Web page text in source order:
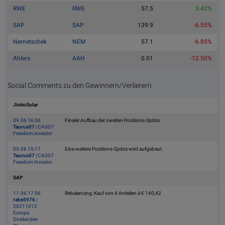
RWE RWE 57.5 3.42%
SAP SAP 139.9 -6.55%
Nemetschek NEM 57.1 -6.85%
Ahlers AAH 0.01 -12.50%
Social Comments zu den Gewinnern/Verlierern
JinkoSolar
09.06 16:36
Taurus07 | CA007
Freedom Investor
Finaler Aufbau der zweiten Positions-Spitze.
09.06 15:17
Taurus07 | CA007
Freedom Investor
Eine weitere Positions-Spitze wird aufgebaut.
SAP
11.06 17:56
rabe5976 |
20211012
Europa
Dividenden
Rebalancing: Kauf von 4 Anteilen á € 140,42